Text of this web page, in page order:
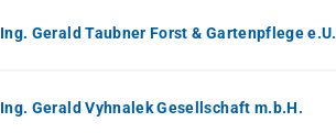
Ing. Gerald Taubner Forst & Gartenpflege e.U.
Ing. Gerald Vyhnalek Gesellschaft m.b.H.